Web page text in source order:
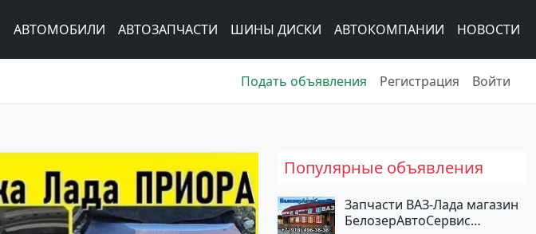
АВТОМОБИЛИ АВТОЗАПЧАСТИ ШИНЫ ДИСКИ АВТОКОМПАНИИ НОВОСТИ
Подать объявления Регистрация Войти
Популярные объявления
Запчасти ВАЗ-Лада магазин
БелозерАвтоСервис